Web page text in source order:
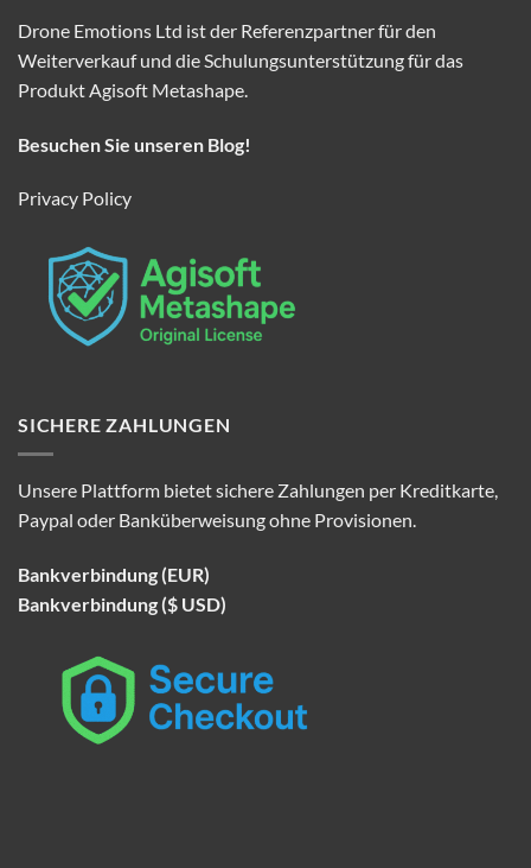
Drone Emotions Ltd ist der Referenzpartner für den
Weiterverkauf und die Schulungsunterstützung für das
Produkt Agisoft Metashape.
Besuchen Sie unseren Blog!
Privacy Policy
SICHERE ZAHLUNGEN
Unsere Plattform bietet sichere Zahlungen per Kreditkarte,
Paypal oder Banküberweisung ohne Provisionen.
Bankverbindung (EUR)
Bankverbindung ($ USD)